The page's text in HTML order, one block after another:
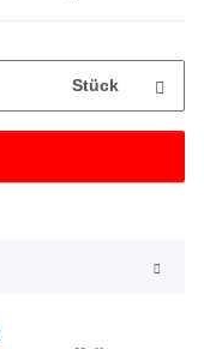
Stück